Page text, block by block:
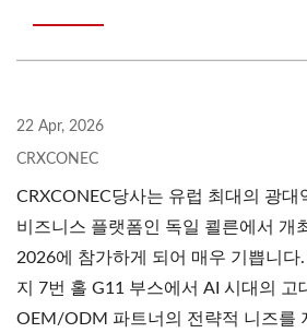
22 Apr, 2026
CRXCONEC
CRXCONEC당사는 유럽 최대의 광대
비즈니스 플랫폼인 독일 쾰른에서 개
2026에 참가하게 되어 매우 기쁩니
지 7번 홀 G11 부스에서 AI 시대의 고
OEM/ODM 파트너의 전략적 니즈를